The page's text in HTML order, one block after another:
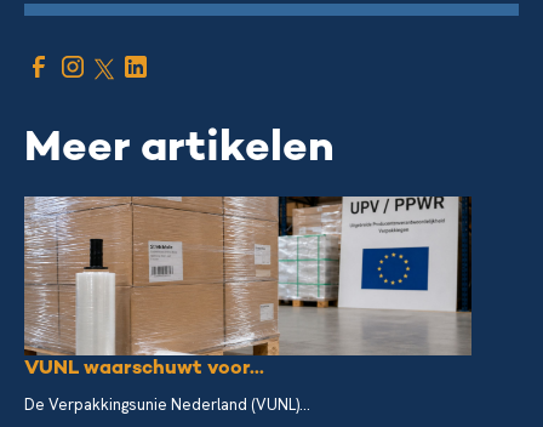
Meer artikelen
VUNL waarschuwt voor...
De Verpakkingsunie Nederland (VUNL)...